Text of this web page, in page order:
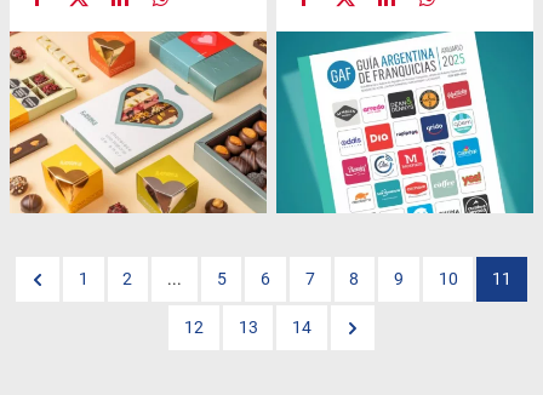
1 2 ... 5 6 7 8 9 10 11
12 13 14